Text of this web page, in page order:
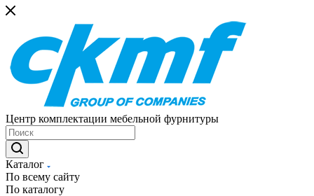
Центр комплектации мебельной фурнитуры
Каталог
По всему сайту
По каталогу